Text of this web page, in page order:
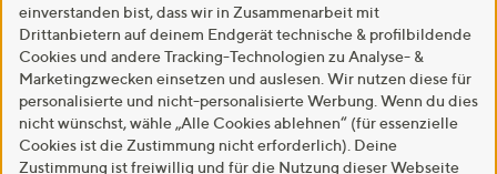
einverstanden bist, dass wir in Zusammenarbeit mit
Drittanbietern auf deinem Endgerät technische & profilbildende
Cookies und andere Tracking-Technologien zu Analyse- &
Marketingzwecken einsetzen und auslesen. Wir nutzen diese für
personalisierte und nicht-personalisierte Werbung. Wenn du dies
nicht wünschst, wähle „Alle Cookies ablehnen“ (für essenzielle
Cookies ist die Zustimmung nicht erforderlich). Deine
Zustimmung ist freiwillig und für die Nutzung dieser Webseite